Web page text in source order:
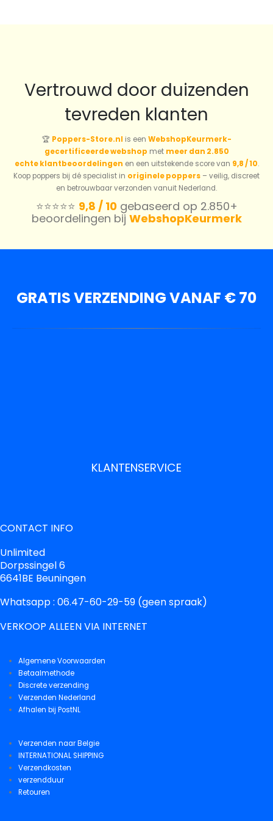
Vertrouwd door duizenden
tevreden klanten
🏆 Poppers-Store.nl is een WebshopKeurmerk-
gecertificeerde webshop met meer dan 2.850
echte klantbeoordelingen en een uitstekende score van 9,8 / 10.
Koop poppers bij dé specialist in originele poppers – veilig, discreet
en betrouwbaar verzonden vanuit Nederland.
⭐️⭐️⭐️⭐️⭐️ 9,8 / 10gebaseerd op 2.850+
beoordelingen bij WebshopKeurmerk
GRATIS VERZENDING VANAF € 70
KLANTENSERVICE
CONTACT INFO
Unlimited
Dorpssingel 6
6641BE Beuningen
Whatsapp : 06.47-60-29-59 (geen spraak)
VERKOOP ALLEEN VIA INTERNET
Algemene Voorwaarden
Betaalmethode
Discrete verzending
Verzenden Nederland
Afhalen bij PostNL
Verzenden naar Belgie
INTERNATIONAL SHIPPING
Verzendkosten
verzendduur
Retouren